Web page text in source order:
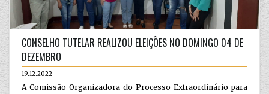
CONSELHO TUTELAR REALIZOU ELEIÇÕES NO DOMINGO 04 DE
DEZEMBRO
19.12.2022
A Comissão Organizadora do Processo Extraordinário para